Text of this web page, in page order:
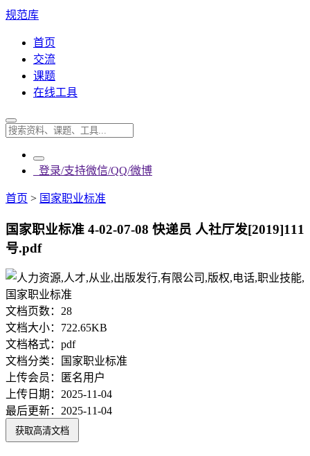
规范库
首页
交流
课题
在线工具
登录/支持微信/QQ/微博
首页 > 国家职业标准
国家职业标准 4-02-07-08 快递员 人社厅发[2019]111
号.pdf
文档页数： 28
文档大小： 722.65KB
文档格式： pdf
文档分类：
国家职业标准
上传会员：
匿名用户
上传日期： 2025-11-04
最后更新： 2025-11-04
获取高清文档